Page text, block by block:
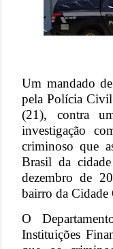
Um mandado
pela Polícia
(21), contra
investigação
criminoso que
Brasil da
dezembro de
bairro da Cidade
O
Instituições